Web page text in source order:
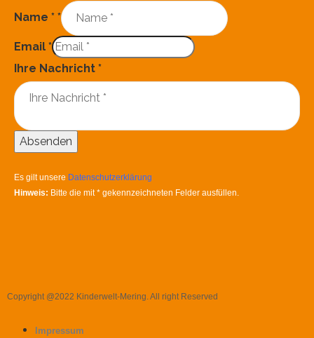
Name * *
Email *
Ihre Nachricht *
Absenden
Es gilt unsere Datenschutzerklärung
Hinweis: Bitte die mit* gekennzeichneten Felder ausfüllen.
Copyright @2022 Kinderwelt-Mering. All right Reserved
Impressum